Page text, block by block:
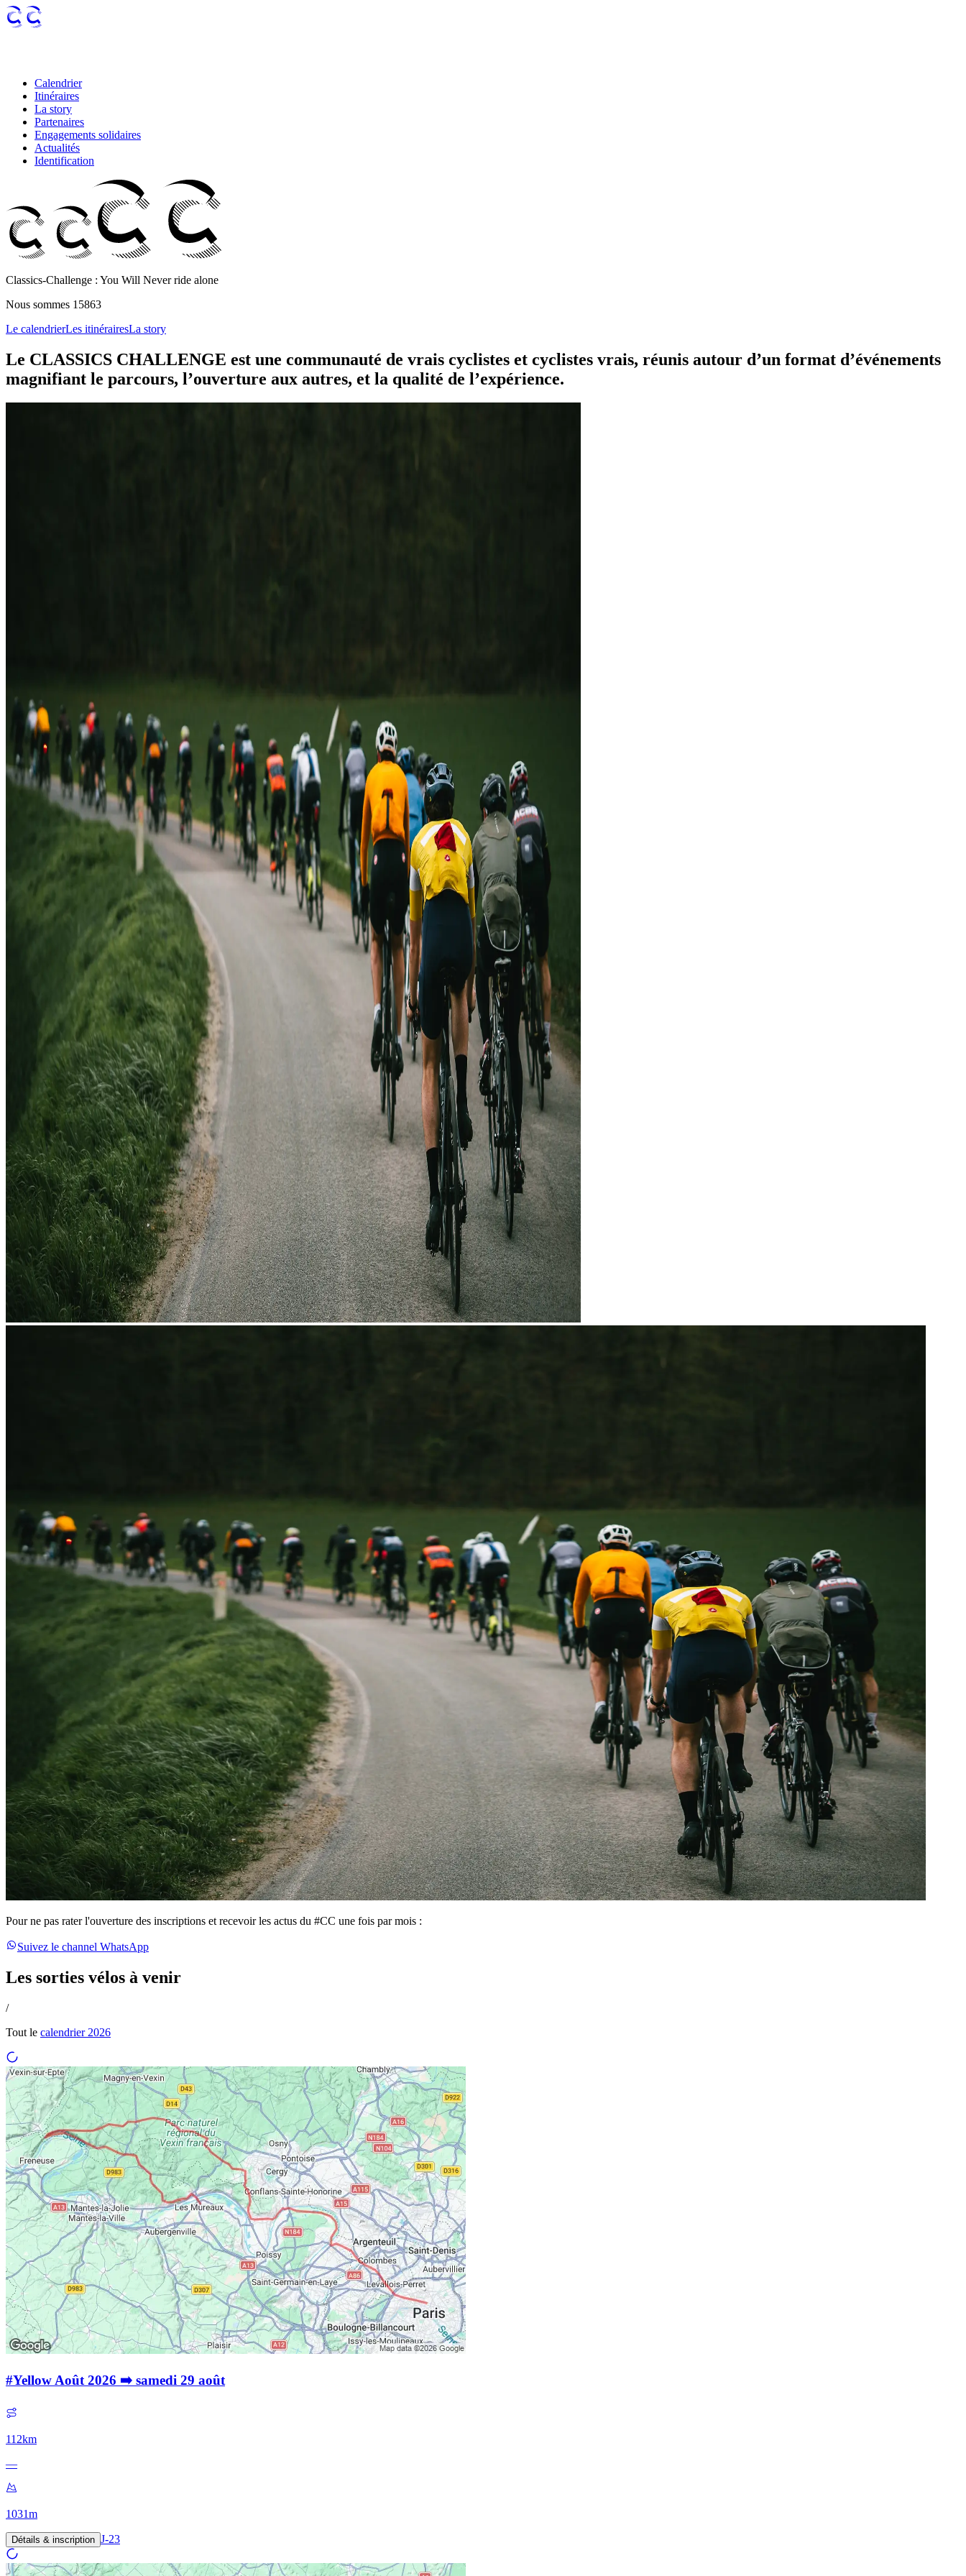
Calendrier
Itinéraires
La story
Partenaires
Engagements solidaires
Actualités
Identification
Classics-Challenge : You Will Never ride alone
Nous sommes 15863
Le calendrierLes itinérairesLa story
Le CLASSICS CHALLENGE est une communauté de vrais cyclistes et cyclistes vrais, réunis autour d’un format d’événements
magnifiant le parcours, l’ouverture aux autres, et la qualité de l’expérience.
Pour ne pas rater l'ouverture des inscriptions et recevoir les actus du #CC une fois par mois :
Suivez le channel WhatsApp
Les sorties vélos à venir
/
Tout le calendrier 2026
#Yellow Août 2026 ➡️ samedi 29 août
112km
—
1031m
Détails & inscription J-23